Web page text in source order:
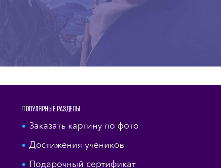
Популярные разделы
Заказать картину по фото
Достижения учеников
Подарочный сертификат